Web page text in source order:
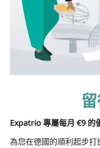
留德
Expatrio 專屬每月 €9 的
為您在德國的順利起步